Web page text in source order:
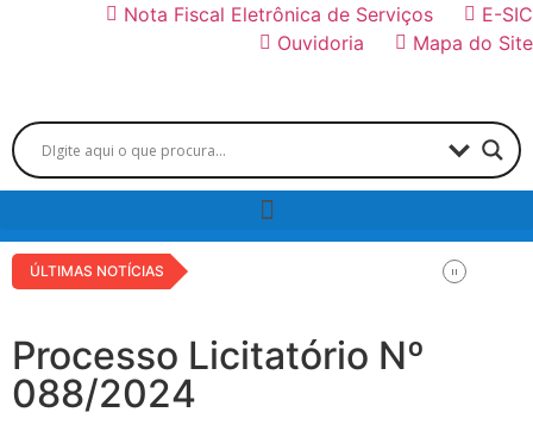
Nota Fiscal Eletrônica de Serviços
E-SIC
Ouvidoria
Mapa do Site
ÚLTIMAS NOTÍCIAS
Processo Licitatório Nº
088/2024